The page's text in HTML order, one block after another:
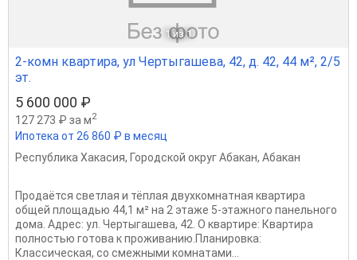
1 из 1
2-комн квартира, ул Чертыгашева, 42, д. 42, 44 м², 2/5
эт.
5 600 000 ₽
127 273 ₽ за м2
Ипотека от 26 860 ₽ в месяц
Республика Хакасия, Городской округ Абакан, Абакан
Продаётся светлая и тёплая двухкомнатная квартира
общей площадью 44,1 м² на 2 этаже 5-этажного панельного
дома. Адрес: ул. Чертыгашева, 42. О квартире: Квартира
полностью готова к проживанию.Планировка:
Классическая, со смежными комнатами...